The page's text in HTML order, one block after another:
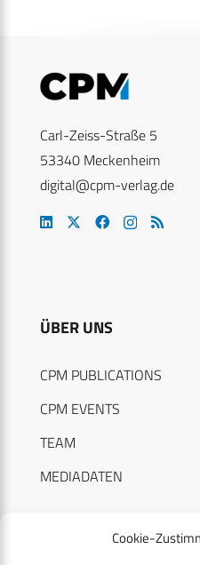
Cookie-
Carl-Zeiss-Straße 5
53340 Meckenheim
digital@cpm-verlag.de
ÜBER UNS
CPM PUBLICATIONS
CPM EVENTS
TEAM
MEDIADATEN